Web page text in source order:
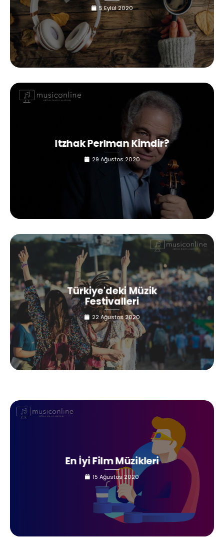
5 Eylül 2020
Itzhak Perlman Kimdir?
29 Ağustos 2020
Türkiye'deki Müzik
Festivalleri
22 Ağustos 2020
En İyi Film Müzikleri
15 Ağustos 2020